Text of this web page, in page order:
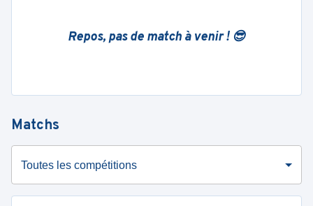
Repos, pas de match à venir ! 😎
Matchs
Toutes les compétitions